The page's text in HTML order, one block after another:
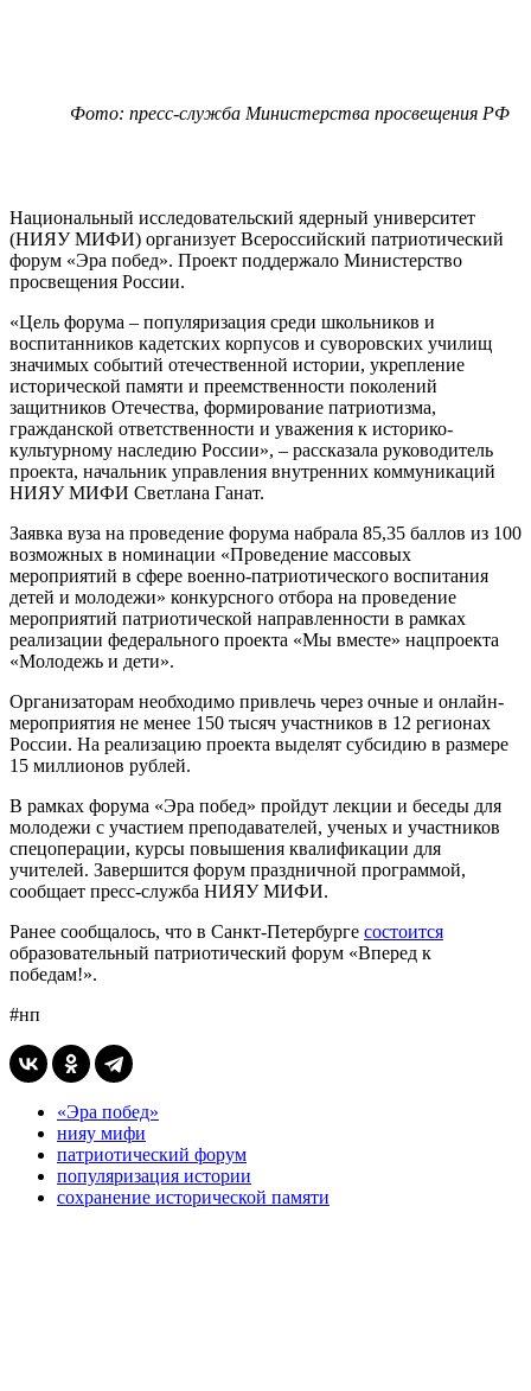
Фото: пресс-служба Министерства просвещения РФ
Национальный исследовательский ядерный университет
(НИЯУ МИФИ) организует Всероссийский патриотический
форум «Эра побед». Проект поддержало Министерство
просвещения России.
«Цель форума – популяризация среди школьников и
воспитанников кадетских корпусов и суворовских училищ
значимых событий отечественной истории, укрепление
исторической памяти и преемственности поколений
защитников Отечества, формирование патриотизма,
гражданской ответственности и уважения к историко-
культурному наследию России», – рассказала руководитель
проекта, начальник управления внутренних коммуникаций
НИЯУ МИФИ Светлана Ганат.
Заявка вуза на проведение форума набрала 85,35 баллов из 100
возможных в номинации «Проведение массовых
мероприятий в сфере военно-патриотического воспитания
детей и молодежи» конкурсного отбора на проведение
мероприятий патриотической направленности в рамках
реализации федерального проекта «Мы вместе» нацпроекта
«Молодежь и дети».
Организаторам необходимо привлечь через очные и онлайн-
мероприятия не менее 150 тысяч участников в 12 регионах
России. На реализацию проекта выделят субсидию в размере
15 миллионов рублей.
В рамках форума «Эра побед» пройдут лекции и беседы для
молодежи с участием преподавателей, ученых и участников
спецоперации, курсы повышения квалификации для
учителей. Завершится форум праздничной программой,
сообщает пресс-служба НИЯУ МИФИ.
Ранее сообщалось, что в Санкт-Петербурге состоится
образовательный патриотический форум «Вперед к
победам!».
#нп
«Эра побед»
нияу мифи
патриотический форум
популяризация истории
сохранение исторической памяти